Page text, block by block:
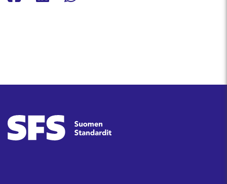
Jaa Facebookissa
Jaa Linkedinissä
Jaa Whatsappissa